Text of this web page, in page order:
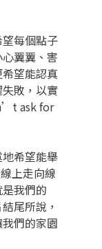
每個點子
翼翼、害
望能認真
敗，以實
ask for
希望能舉
上走向線
我們的
尾所說，
們的家園